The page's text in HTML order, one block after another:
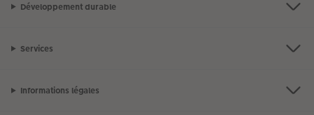
Développement durable
Services
Informations légales